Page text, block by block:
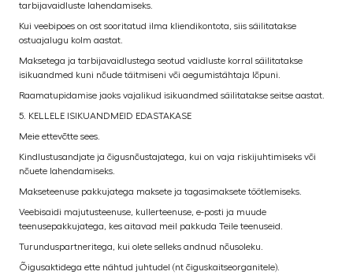
tarbijavaidluste lahendamiseks.
Kui veebipoes on ost sooritatud ilma kliendikontota, siis säilitatakse
ostuajalugu kolm aastat.
Maksetega ja tarbijavaidlustega seotud vaidluste korral säilitatakse
isikuandmed kuni nõude täitmiseni või aegumistähtaja lõpuni.
Raamatupidamise jaoks vajalikud isikuandmed säilitatakse seitse aastat.
5. KELLELE ISIKUANDMEID EDASTAKASE
Meie ettevõtte sees.
Kindlustusandjate ja õigusnõustajatega, kui on vaja riskijuhtimiseks või
nõuete lahendamiseks.
Makseteenuse pakkujatega maksete ja tagasimaksete töötlemiseks.
Veebisaidi majutusteenuse, kullerteenuse, e-posti ja muude
teenusepakkujatega, kes aitavad meil pakkuda Teile teenuseid.
Turunduspartneritega, kui olete selleks andnud nõusoleku.
Õigusaktidega ette nähtud juhtudel (nt õiguskaitseorganitele).